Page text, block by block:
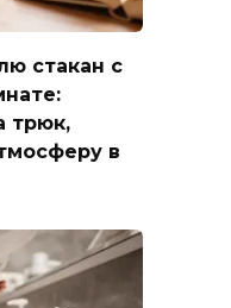
стакан с
трюк,
в